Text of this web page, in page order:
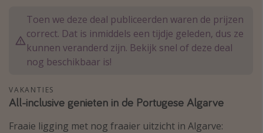
Thailand
Sardinie
Malta
Madeira
Egypte
Bali
Toen we deze deal publiceerden waren de prijzen
correct. Dat is inmiddels een tijdje geleden, dus ze
kunnen veranderd zijn. Bekijk snel of deze deal
nog beschikbaar is!
VAKANTIES
All-inclusive genieten in de Portugese Algarve
Fraaie ligging met nog fraaier uitzicht in Algarve: